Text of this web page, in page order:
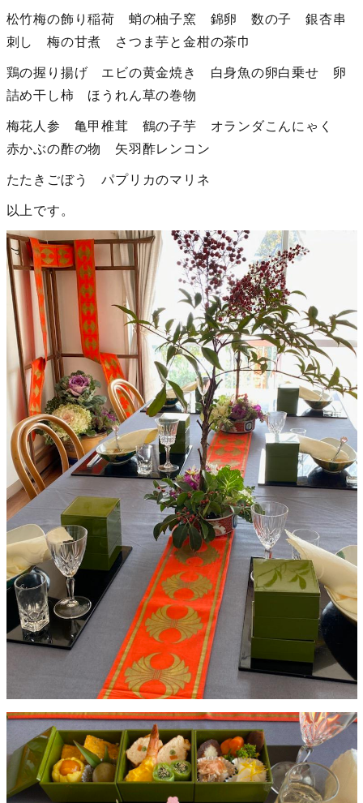
松竹梅の飾り稲荷 蛸の柚子窯 錦卵 数の子 銀杏串
刺し 梅の甘煮 さつま芋と金柑の茶巾
鶏の握り揚げ エビの黄金焼き 白身魚の卵白乗せ 卵
詰め干し柿 ほうれん草の巻物
梅花人参 亀甲椎茸 鶴の子芋 オランダこんにゃく
赤かぶの酢の物 矢羽酢レンコン
たたきごぼう パプリカのマリネ
以上です。